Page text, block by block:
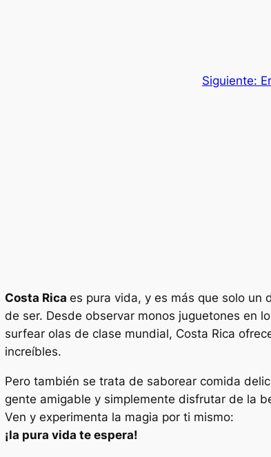
Siguiente:
Costa Rica es pura vida, y es más que solo un
de ser. Desde observar monos juguetones en
surfear olas de clase mundial, Costa Rica
increíbles.
Pero también se trata de saborear comida
gente amigable y simplemente disfrutar de la
Ven y experimenta la magia por ti mismo:
¡la pura vida te espera!